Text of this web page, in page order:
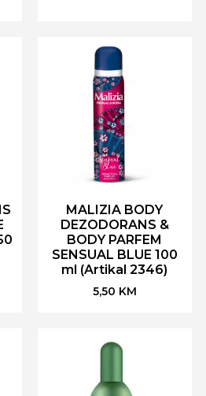
MALIZIA BODY
DEZODORANS &
BODY PARFEM
SENSUAL BLUE 100
ml (Artikal 2346)
5,50 KM